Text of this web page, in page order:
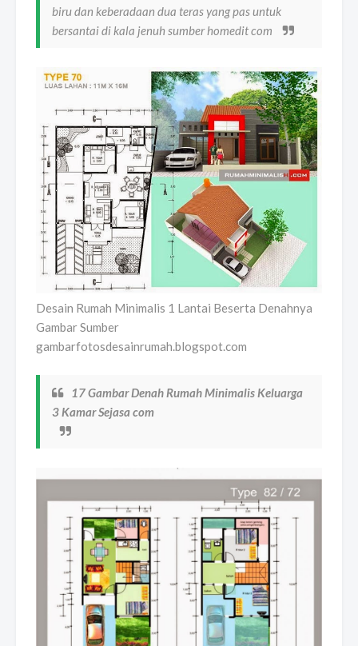
biru dan keberadaan dua teras yang pas untuk
bersantai di kala jenuh sumber homedit com
Desain Rumah Minimalis 1 Lantai Beserta Denahnya
Gambar Sumber
gambarfotosdesainrumah.blogspot.com
17 Gambar Denah Rumah Minimalis Keluarga
3 Kamar Sejasa com